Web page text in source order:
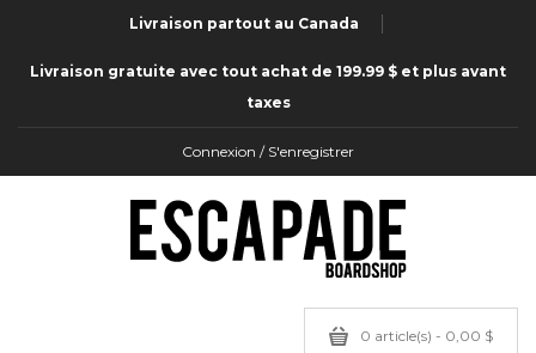
Livraison partout au Canada
Livraison gratuite avec tout achat de 199.99 $ et plus avant
taxes
Connexion / S'enregistrer
0 article(s) - 0,00 $